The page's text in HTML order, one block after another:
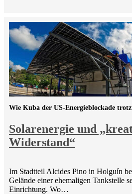
Solarenergie und
Widerstand“
Wie Kuba der US-Energieblockade
Im Stadtteil Alcides Pino in Holguín
Gelände einer ehemaligen Tankstelle
Einrichtung. Wo…